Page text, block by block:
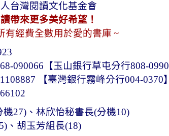
台灣閱讀文化基金會
帶來更多美好希望！
有經費全數用於愛的書庫 ~
090066 【玉山銀行草屯分行808-0990
【臺灣銀行霧峰分行004-0370】
機27) 、林欣怡秘書長(分機10)
、胡玉芳組長(18)